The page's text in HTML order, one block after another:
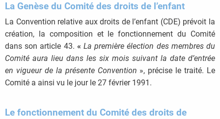
La Genèse du Comité des droits de l’enfant
La Convention relative aux droits de l’enfant (CDE) prévoit la
création, la composition et le fonctionnement du Comité
dans son article 43. «La première élection des membres du
Comité aura lieu dans les six mois suivant la date d’entrée
en vigueur de la présente Convention », précise le traité. Le
Comité a ainsi vu le jour le 27 février 1991.
Le fonctionnement du Comité des droits de